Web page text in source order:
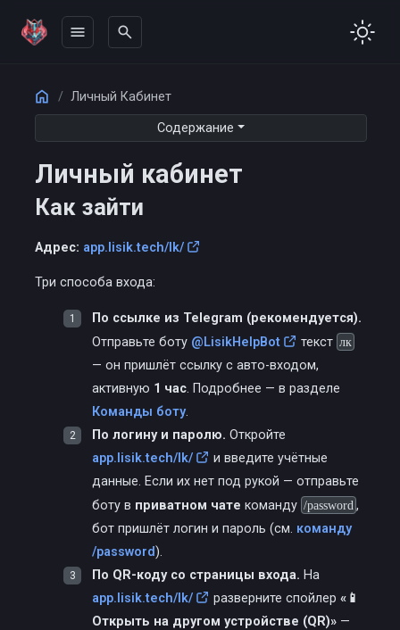
menu search
Home Личный Кабинет
НА ЭТОЙ СТРАНИЦЕ
Как зайти
Карточка автосервиса
📄 История отчетов и сканирований
Как пополнить баланс
🛠️ Изменить данные сервиса
Действия
Содержание
Личный кабинет
Как зайти
Адрес: app.lisik.tech/lk/
Три способа входа:
По ссылке из Telegram (рекомендуется).
Отправьте боту @LisikHelpBot текст лк
— он пришлёт ссылку с авто-входом,
активную 1 час. Подробнее — в разделе
Команды боту.
По логину и паролю. Откройте
app.lisik.tech/lk/
и введите учётные
данные. Если их нет под рукой — отправьте
боту в приватном чате команду /password ,
бот пришлёт логин и пароль (см. команду
/password).
По QR-коду со страницы входа. На
app.lisik.tech/lk/
разверните спойлер«📱
Открыть на другом устройстве (QR)» —